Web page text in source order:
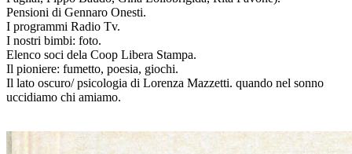
Pensioni di Gennaro Onesti.
I programmi Radio Tv.
I nostri bimbi: foto.
Elenco soci dela Coop Libera Stampa.
Il pioniere: fumetto, poesia, giochi.
Il lato oscuro/ psicologia di Lorenza Mazzetti. quando nel sonno
uccidiamo chi amiamo.